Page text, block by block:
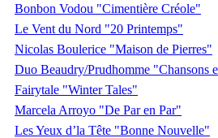
Bonbon Vodou "Cimentière Créole"
Le Vent du Nord "20 Printemps"
Nicolas Boulerice "Maison de Pierres"
Duo Beaudry/Prudhomme "Chansons
Fairytale "Winter Tales"
Marcela Arroyo "De Par en Par"
Les Yeux d’la Tête "Bonne Nouvelle"